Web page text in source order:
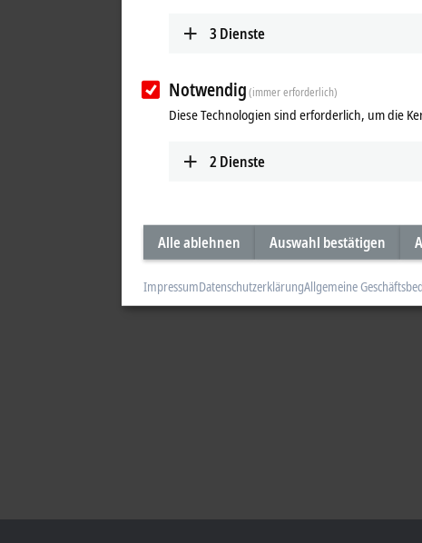
3 Dienste
Notwendig(immer erforderlich)
Diese Technologien sind erforderlich, um die
2 Dienste
Alle ablehnen Auswahl bestätigen
ImpressumDatenschutzerklärungAllgemeine